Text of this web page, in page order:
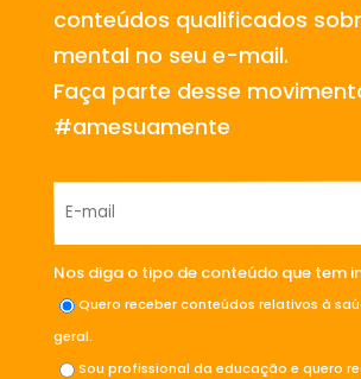
conteúdos qualificados
mental no seu e-mail.
Faça parte desse
#amesuamente
Nos diga o tipo de conteúdo que tem
Quero receber conteúdos relativos à
geral.
Sou profissional da educação e quero